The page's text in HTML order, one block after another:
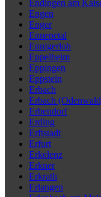
Endingen am
Engen
Enger
Ennepetal
Ennigerloh
Eppelheim
Eppingen
Eppstein
Erbach
Erbach
Erbendorf
Erding
Erftstadt
Erfurt
Erkelenz
Erkner
Erkrath
Erlangen